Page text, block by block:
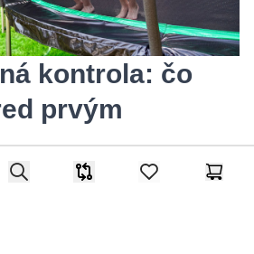
Search
Porovnávačitems in favorites,
Košík
kontrola: čo
prvým
urobte kontrolu: